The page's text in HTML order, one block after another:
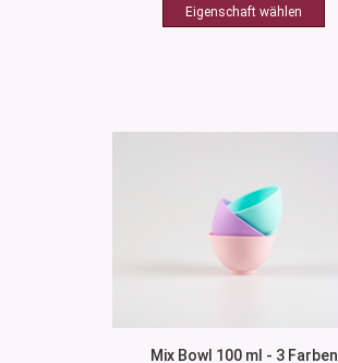
Mix Bowl 100 ml - 3 Farben